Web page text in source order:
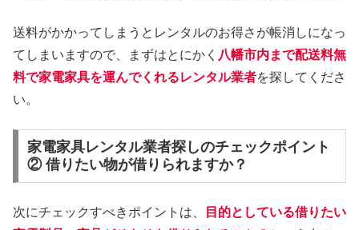
送料がかかってしまうとレンタルのお得さが帳消しになっ
てしまいますので、まずはとにかく 八幡市内まで配送料無
料で家電家具を運んでくれるレンタル業者を探してくださ
い。
家電家具レンタル業者探しのチェックポイント
② 借りたい物が借りられますか？
次にチェックすべきポイントは、
目的としている借りたい